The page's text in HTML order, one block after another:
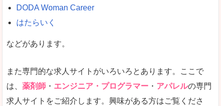
悪いところ
未経験 未経験の求人もあります
営業職を探している方にとっては、有利なサイト
DODA Woman Career
はたらいく
などがあります。
また専門的な求人サイトがいろいろとあります。ここで
は、 薬剤師 ・ エンジニア・プログラマー ・ アパレルの専門
求人サイトをご紹介します。興味がある方はご覧くださ